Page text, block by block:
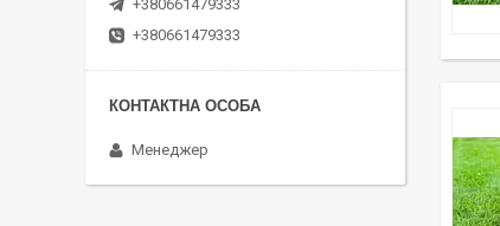
+380661479333
+380661479333
Менеджер